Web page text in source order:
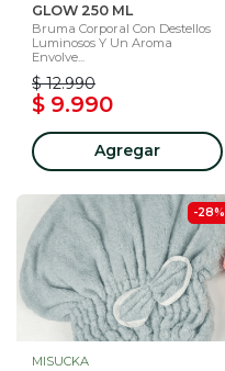
GLOW 250 ML
Bruma Corporal Con Destellos
Luminosos Y Un Aroma
Envolve...
$ 12.990
$ 9.990
Agregar
-28%
MISUCKA